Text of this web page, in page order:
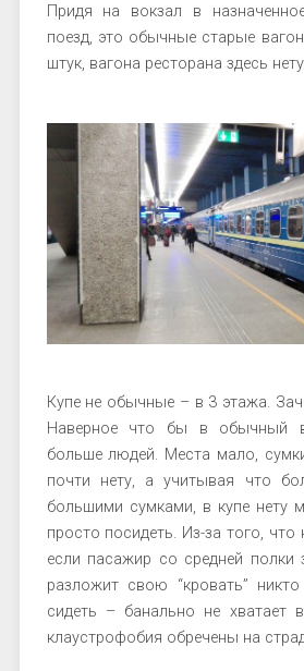
Придя на вокзал в
поезд, это обычные старые
штук, вагона ресторана здесь
Купе не обычные – в 3 этажа.
Наверное что бы в обычный
больше людей. Места мало,
почти нету, а учитывая что
большими сумками, в купе нету
просто посидеть. Из-за того, что
если пасажир со средней полки
разложит свою “кровать”
сидеть – банально не хватает
клаустрофобия обречены на